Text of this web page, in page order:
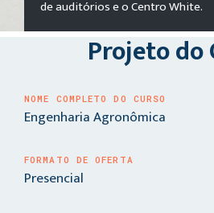
de auditórios e o Centro White.
Projeto do
NOME COMPLETO DO CURSO
Engenharia Agronômica
FORMATO DE OFERTA
Presencial